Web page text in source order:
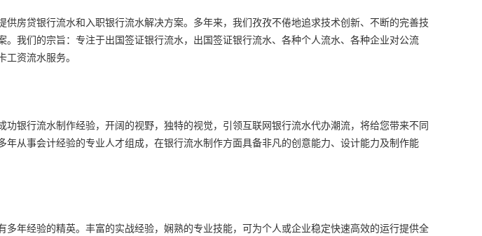
供房贷银行流水和入职银行流水解决方案。多年来，我们孜孜不倦地追求技术创新、不断的完善技
我们的宗旨：专注于出国签证银行流水，出国签证银行流水、各种个人流水、各种企业对公流
资流水服务。
银行流水制作经验，开阔的视野，独特的视觉，引领互联网银行流水代办潮流，将给您带来不同
年从事会计经验的专业人才组成，在银行流水制作方面具备非凡的创意能力、设计能力及制作能
多年经验的精英。丰富的实战经验，娴熟的专业技能，可为个人或企业稳定快速高效的运行提供全